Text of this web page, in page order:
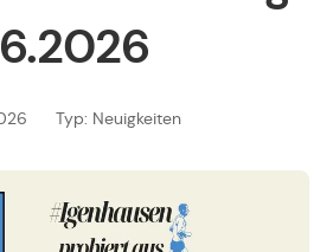
Typ: Neuigkeiten